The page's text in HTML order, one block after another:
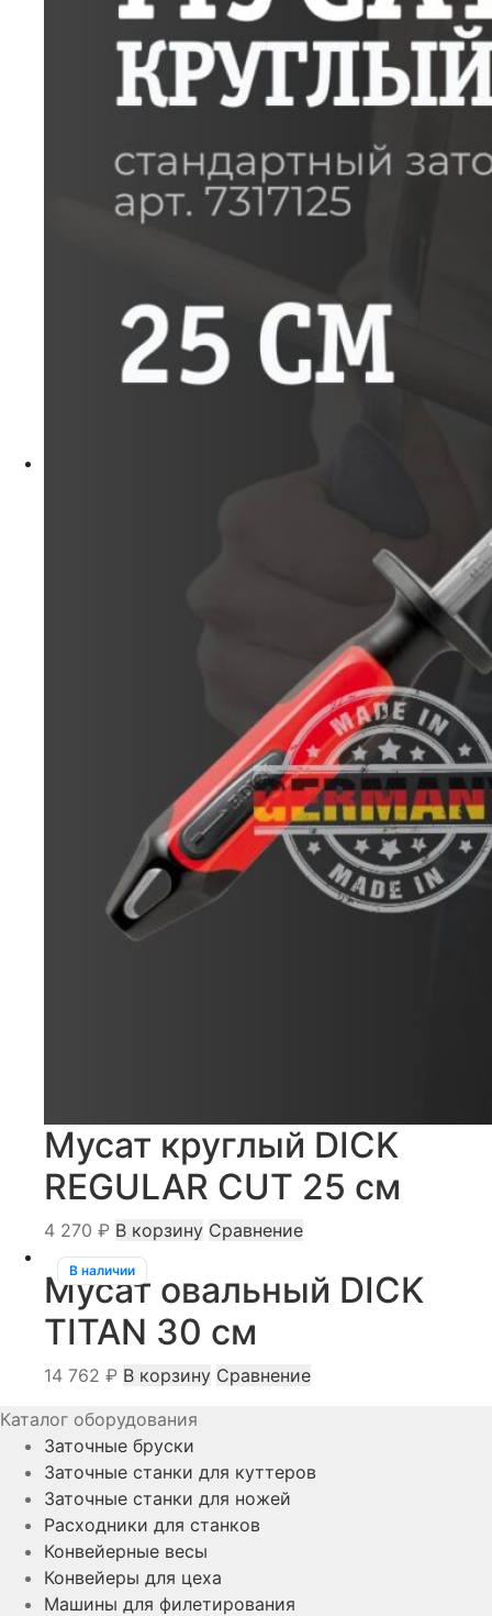
Мусат круглый DICK
REGULAR CUT 25 см
4 270 ₽ В корзину Сравнение
В наличии
Мусат овальный DICK
TITAN 30 см
14 762 ₽ В корзину Сравнение
Каталог оборудования
Заточные бруски
Заточные станки для куттеров
Заточные станки для ножей
Расходники для станков
Конвейерные весы
Конвейеры для цеха
Машины для филетирования